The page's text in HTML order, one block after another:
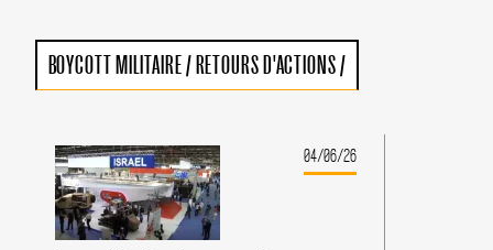
BOYCOTT MILITAIRE/ RETOURS D'ACTIONS/
04/06/26